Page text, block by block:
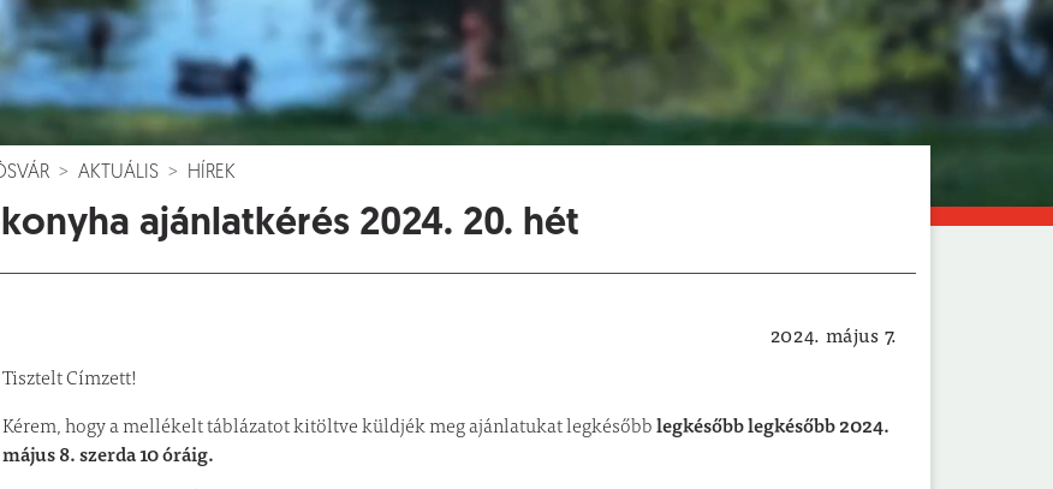
AKTUÁLIS HÍREK
ajánlatkérés 2024. 20. hét
Ajánlatkérés
2024. május 7.
Tisztelt Címzett!
Kérem, hogy a mellékelt táblázatot kitöltve küldjék meg ajánlatukat legkésőbblegkésőbb legkésőbb 2024.
május 8. szerda 10 óráig.
[] Dokumentumok [ Aloldalak [